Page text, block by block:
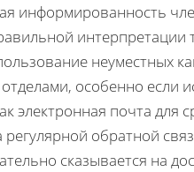
информированность
интерпретации
неуместных
особенно если
электронная почта для
регулярной обратной
сказывается на